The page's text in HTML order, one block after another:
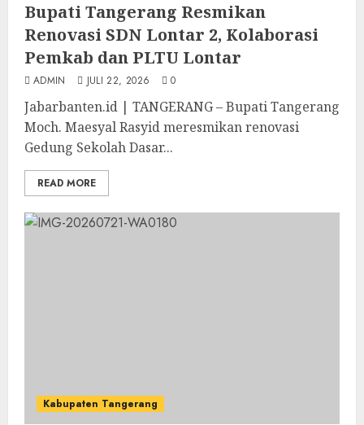
Bupati Tangerang Resmikan
Renovasi SDN Lontar 2, Kolaborasi
Pemkab dan PLTU Lontar
ADMIN JULI 22, 2026 0
Jabarbanten.id | TANGERANG – Bupati Tangerang
Moch. Maesyal Rasyid meresmikan renovasi
Gedung Sekolah Dasar...
READ MORE
Kabupaten Tangerang